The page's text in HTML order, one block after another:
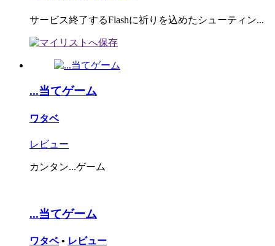
サービス終了するFlashに祈りを込めたシューティン...
...当てゲーム
ワタベ
レビュー
カンタン...ゲーム
...当てゲーム
ワタベ • レビュー